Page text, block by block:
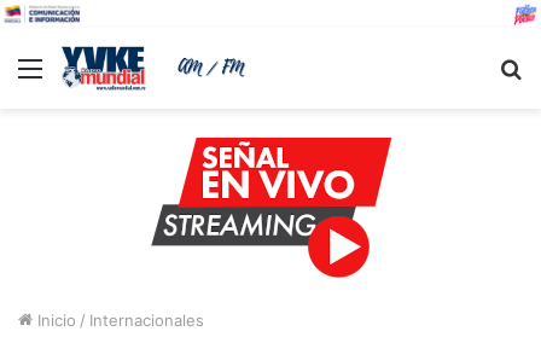
Menu
Inicio / Internacionales